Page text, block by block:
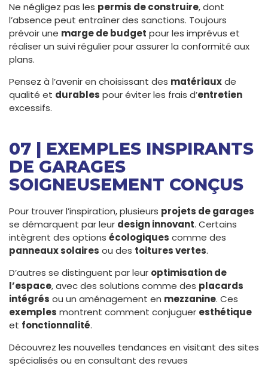
Ne négligez pas les permis de construire, dont
l’absence peut entraîner des sanctions. Toujours
prévoir une marge de budget pour les imprévus et
réaliser un suivi régulier pour assurer la conformité aux
plans.
Pensez à l’avenir en choisissant des matériauxde
qualité et durables pour éviter les frais d’entretien
excessifs.
07 | EXEMPLES INSPIRANTS
DE GARAGES
SOIGNEUSEMENT CONÇUS
Pour trouver l’inspiration, plusieurs projets de garages
se démarquent par leur design innovant. Certains
intègrent des options écologiques comme des
panneaux solaires ou des toitures vertes.
D’autres se distinguent par leur optimisation de
l’espace, avec des solutions comme des placards
intégrés ou un aménagement en mezzanine. Ces
exemples montrent comment conjuguer esthétique
et fonctionnalité.
Découvrez les nouvelles tendances en visitant des sites
spécialisés ou en consultant des revues